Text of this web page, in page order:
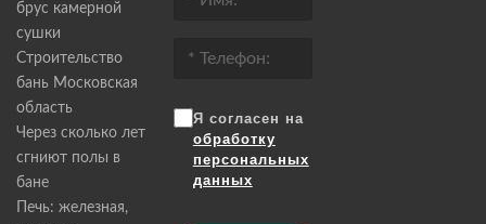
брус камерной
сушки
Строительство
бань Московская
область
Через сколько лет
сгниют полы в
бане
Печь: железная,
Я согласен на
обработку
персональных
данных